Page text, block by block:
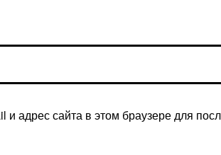
и адрес сайта в этом браузере для